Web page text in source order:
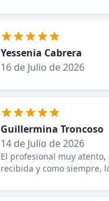
Yessenia Cabrera
16 de Julio de 2026
Guillermina Troncoso
14 de Julio de 2026
El profesional muy
recibida y como siempre,